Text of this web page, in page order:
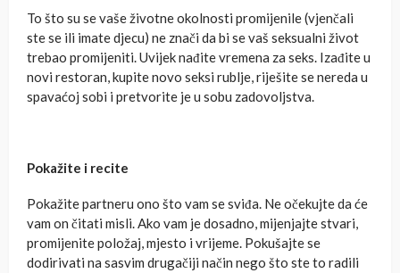
To što su se vaše životne okolnosti promijenile (vjenčali
ste se ili imate djecu) ne znači da bi se vaš seksualni život
trebao promijeniti. Uvijek nađite vremena za seks. Izađite u
novi restoran, kupite novo seksi rublje, riješite se nereda u
spavaćoj sobi i pretvorite je u sobu zadovoljstva.
Pokažite i recite
Pokažite partneru ono što vam se sviđa. Ne očekujte da će
vam on čitati misli. Ako vam je dosadno, mijenjajte stvari,
promijenite položaj, mjesto i vrijeme. Pokušajte se
dodirivati na sasvim drugačiji način nego što ste to radili